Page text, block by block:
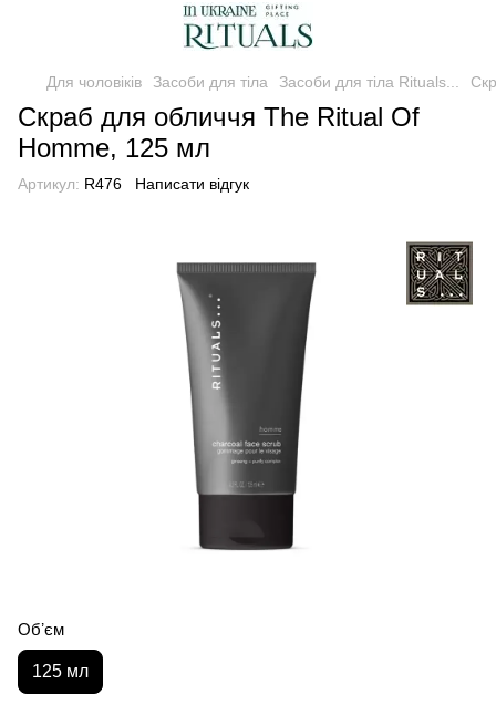
Для чоловіків Засоби для тіла Засоби для тіла Rituals...
Скраб для обличчя The Ritual Of
Homme, 125 мл
Артикул: R476 Написати відгук
Обʼєм
125 мл